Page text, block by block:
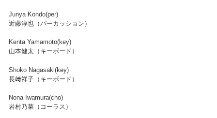
Junya Kondo(per)
近藤淳也（パーカッション）
Kenta Yamamoto(key)
山本健太（キーボード）
Shoko Nagasaki(key)
長﨑祥子（キーボード）
Nona Iwamura(cho)
岩村乃菜（コーラス）